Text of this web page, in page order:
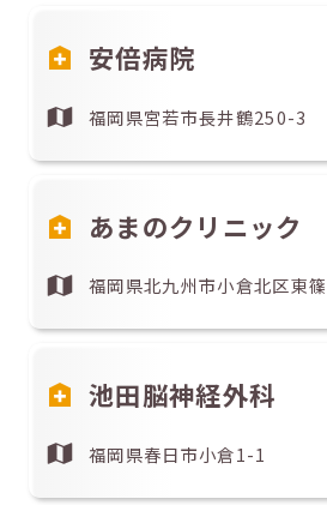
安倍病院
福岡県宮若市長井鶴250-3
あまのクリニック
福岡県北九州市小倉北区東
池田脳神経外科
福岡県春日市小倉1-1